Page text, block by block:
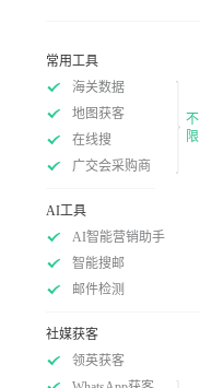
常用工具
海关数据
地图获客
在线搜
广交会采购商
不
限
AI工具
AI智能营销助手
智能搜邮
邮件检测
社媒获客
领英获客